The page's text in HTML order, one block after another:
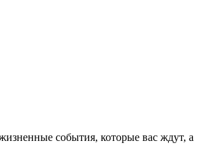
события, которые вас ждут, а